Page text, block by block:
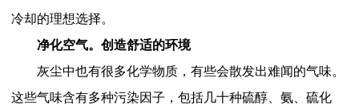
冷却的理想选择。
净化空气。创造舒适的环境
灰尘中也有很多化学物质，有些会散发出难闻的气味。
这些气味含有多种污染因子，包括几十种硫醇、氨、硫化